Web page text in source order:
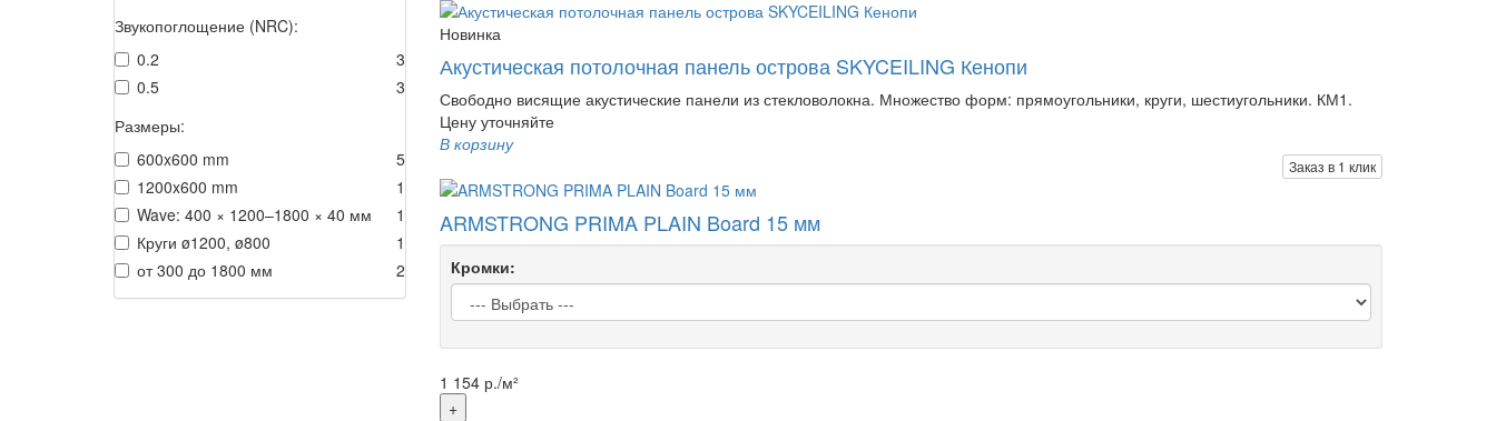
Звукопоглощение (NRC):
0.2
3
0.5
3
Размеры:
600x600 mm
5
1200x600 mm
1
Wave: 400 × 1200–1800 × 40 мм
1
Круги ø1200, ø800
1
от 300 до 1800 мм
2
Новинка
Акустическая потолочная панель острова SKYCEILING Кенопи
Свободно висящие акустические панели из стекловолокна. Множество форм: прямоугольники, круги, шестиугольники. КМ1.
Цену уточняйте
В корзину
Заказ в 1 клик
ARMSTRONG PRIMA PLAIN Board 15 мм
Кромки:
1 154 р./м²
+